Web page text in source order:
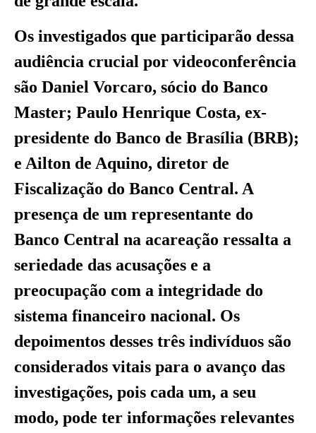
Os investigados que participarão dessa
audiência crucial por videoconferência
são Daniel Vorcaro, sócio do Banco
Master; Paulo Henrique Costa, ex-
presidente do Banco de Brasília (BRB);
e Ailton de Aquino, diretor de
Fiscalização do Banco Central. A
presença de um representante do
Banco Central na acareação ressalta a
seriedade das acusações e a
preocupação com a integridade do
sistema financeiro nacional. Os
depoimentos desses três indivíduos são
considerados vitais para o avanço das
investigações, pois cada um, a seu
modo, pode ter informações relevantes